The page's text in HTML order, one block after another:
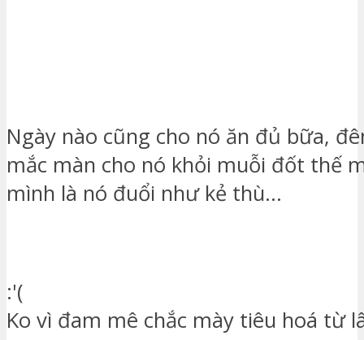
Ngày nào cũng cho nó ăn đủ bữa,
mắc màn cho nó khỏi muỗi đốt thế
mình là nó đuổi như kẻ thù…
:'(
Ko vì đam mê chắc mày tiêu hoá từ